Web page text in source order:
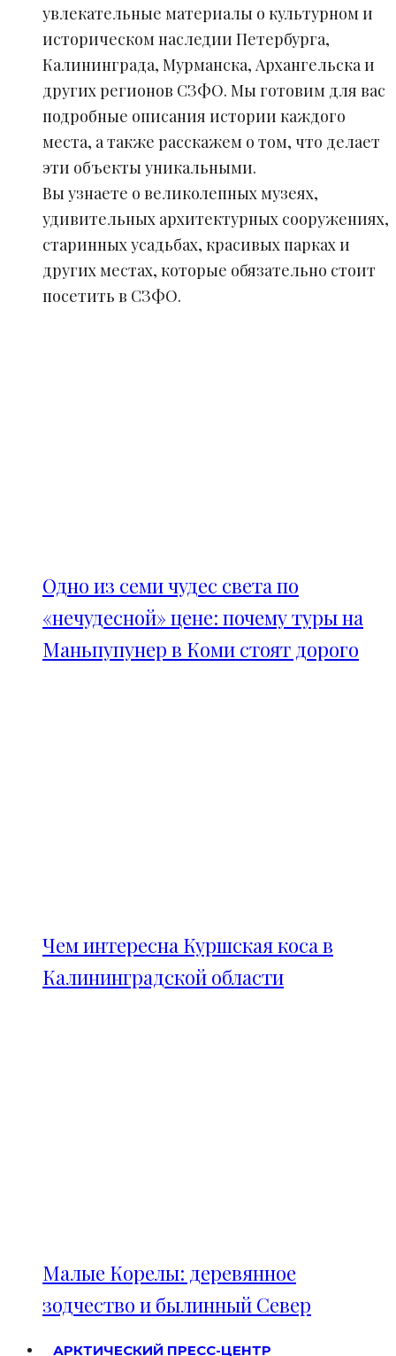
увлекательные материалы о культурном и
историческом наследии Петербурга,
Калининграда, Мурманска, Архангельска и
других регионов СЗФО. Мы готовим для вас
подробные описания истории каждого
места, а также расскажем о том, что делает
эти объекты уникальными.
Вы узнаете о великолепных музеях,
удивительных архитектурных сооружениях,
старинных усадьбах, красивых парках и
других местах, которые обязательно стоит
посетить в СЗФО.
Одно из семи чудес света по
«нечудесной» цене: почему туры на
Маньпупунер в Коми стоят дорого
Чем интересна Куршская коса в
Калининградской области
Малые Корелы: деревянное
зодчество и былинный Север
АРКТИЧЕСКИЙ ПРЕСС-ЦЕНТР